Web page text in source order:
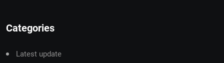
Categories
Latest update